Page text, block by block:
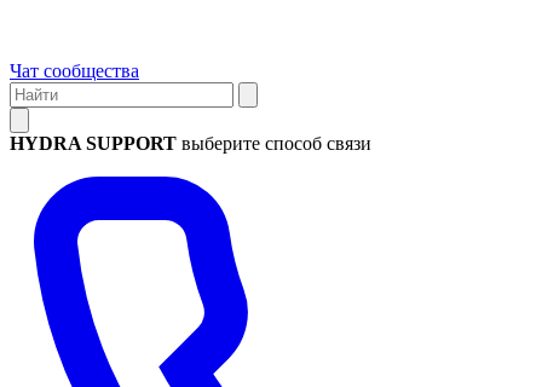
Чат сообщества
HYDRA SUPPORT выберите способ связи